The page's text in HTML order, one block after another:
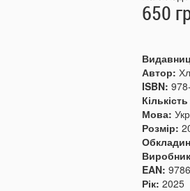
650
Автор:
ISBN:
Мова:
Розмір:
EAN:
Рік:2025